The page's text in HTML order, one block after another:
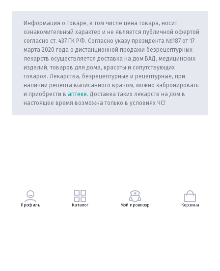
Информация о товаре, в том числе цена товара, носит
ознакомительный характер и не является публичной офертой
согласно ст. 437 ГК РФ. Согласно указу президента №187 от 17
марта 2020 года о дистанционной продажи безрецептурных
лекарств осуществляется доставка на дом БАД, медицинских
изделий, товаров для дома, красоты и сопутствующих
товаров. Лекарства, безрецептурные и рецептурные, при
наличии рецепта выписанного врачом, можно забронировать
и приобрести в аптеке. Доставка таких лекарств на дом в
настоящее время возможна только в условиях ЧС!
Профиль Каталог Мой провизор Корзина